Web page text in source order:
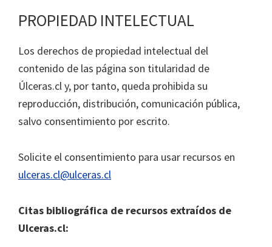
PROPIEDAD INTELECTUAL
Los derechos de propiedad intelectual del
contenido de las página son titularidad de
Úlceras.cl y, por tanto, queda prohibida su
reproducción, distribución, comunicación pública,
salvo consentimiento por escrito.
Solicite el consentimiento para usar recursos en
ulceras.cl@ulceras.cl
Citas bibliográfica de recursos extraídos de
Ulceras.cl: